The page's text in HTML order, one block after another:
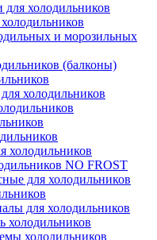
для холодильников
и морозильных
(балконы)
холодильников
холодильников
NO FROST
для холодильников
для холодильников
холодильников
холодильников